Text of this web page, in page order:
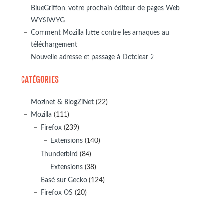
BlueGriffon, votre prochain éditeur de pages Web
WYSIWYG
Comment Mozilla lutte contre les arnaques au
téléchargement
Nouvelle adresse et passage à Dotclear 2
CATÉGORIES
Mozinet & BlogZiNet (22)
Mozilla (111)
Firefox (239)
Extensions (140)
Thunderbird (84)
Extensions (38)
Basé sur Gecko (124)
Firefox OS (20)